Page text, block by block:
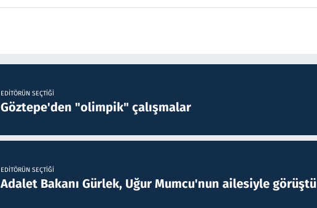
EDITÖRÜN SEÇTIĞI
Göztepe'den "olimpik" çalışmalar
EDITÖRÜN SEÇTIĞI
Adalet Bakanı Gürlek, Uğur Mumcu'nun ailesiyle görüştü